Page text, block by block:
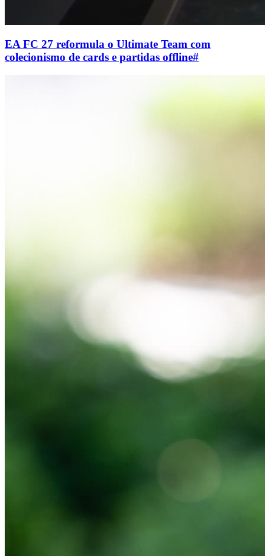
EA FC 27 reformula o Ultimate Team com
colecionismo de cards e partidas offline#